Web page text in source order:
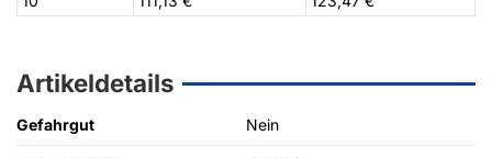
Artikeldetails
Gefahrgut Nein